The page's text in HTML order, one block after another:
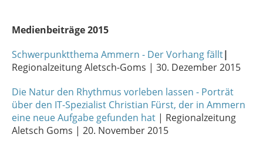
Medienbeiträge 2015
Schwerpunktthema Ammern - Der Vorhang fällt|
Regionalzeitung Aletsch-Goms | 30. Dezember 2015
Die Natur den Rhythmus vorleben lassen - Porträt
über den IT-Spezialist Christian Fürst, der in Ammern
eine neue Aufgabe gefunden hat | Regionalzeitung
Aletsch Goms | 20. November 2015